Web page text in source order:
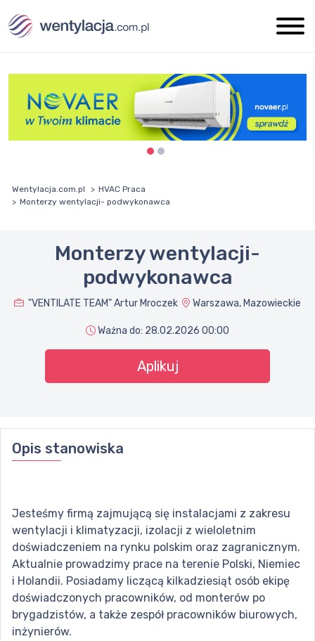
Wentylacja.com.pl
HVAC Praca
Monterzy wentylacji- podwykonawca
Monterzy wentylacji-
podwykonawca
"VENTILATE TEAM" Artur Mroczek Warszawa, Mazowieckie
Ważna do: 28.02.2026 00:00
Aplikuj
Opis stanowiska
Jesteśmy firmą zajmującą się instalacjami z zakresu
wentylacji i klimatyzacji, izolacji z wieloletnim
doświadczeniem na rynku polskim oraz zagranicznym.
Aktualnie prowadzimy prace na terenie Polski, Niemiec
i Holandii. Posiadamy liczącą kilkadziesiąt osób ekipę
doświadczonych pracowników, od monterów po
brygadzistów, a także zespół pracowników biurowych,
inżynierów.